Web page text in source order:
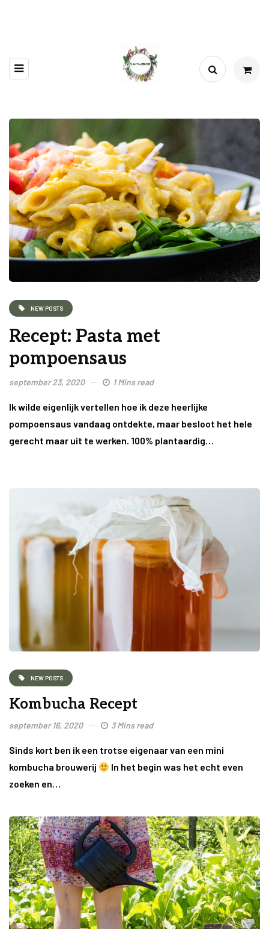
NEW POSTS
Recept: Pasta met
pompoensaus
september 23, 2020 1 Mins read
Ik wilde eigenlijk vertellen hoe ik deze heerlijke
pompoensaus vandaag ontdekte, maar besloot het hele
gerecht maar uit te werken. 100% plantaardig…
NEW POSTS
Kombucha Recept
september 16, 2020 3 Mins read
Sinds kort ben ik een trotse eigenaar van een mini
kombucha brouwerij
In het begin was het echt even
zoeken en…